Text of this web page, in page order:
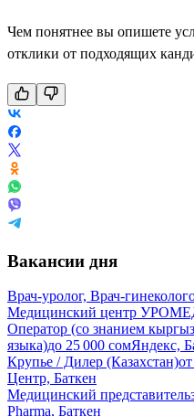
Чем понятнее вы опишете
отклики от подходящих
Вакансии дня
Врач-уролог, Врач-гинеколог
Медицинский центр
Оператор (со знанием
языка)до 25 000 сомЯндекс,
Крупье / Дилер (Казахстан)от
Центр, Баткен
Медицинский представитель
Pharma, Баткен